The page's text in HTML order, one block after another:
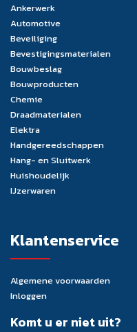
Ankerwerk
Automotive
Beveiliging
Bevestigingsmaterialen
Bouwbeslag
Bouwproducten
Chemie
Draadmaterialen
Elektra
Handgereedschappen
Hang- en Sluitwerk
Huishoudelijk
IJzerwaren
Klantenservice
Algemene voorwaarden
Inloggen
Komt u er niet uit?